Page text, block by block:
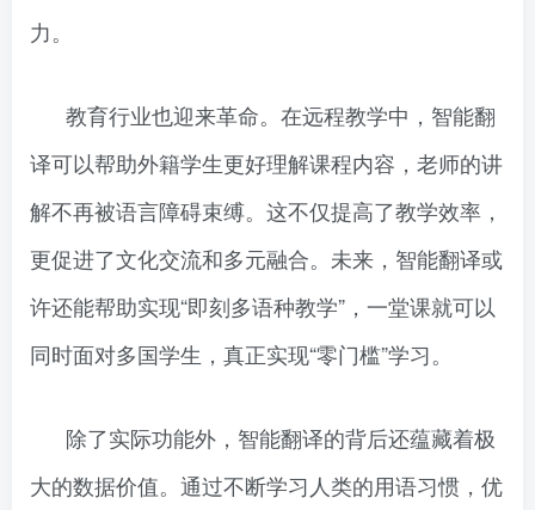
力。
教育行业也迎来革命。在远程教学中，智能翻
译可以帮助外籍学生更好理解课程内容，老师的讲
解不再被语言障碍束缚。这不仅提高了教学效率，
更促进了文化交流和多元融合。未来，智能翻译或
许还能帮助实现“即刻多语种教学”，一堂课就可以
同时面对多国学生，真正实现“零门槛”学习。
除了实际功能外，智能翻译的背后还蕴藏着极
大的数据价值。通过不断学习人类的用语习惯，优